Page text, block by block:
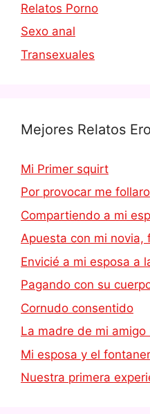
Relatos Porno
Sexo anal
Transexuales
Mejores Relatos
Mi Primer squirt
Por provocar me
Compartiendo a mi
Apuesta con mi novia,
Envicié a mi esposa a
Pagando con su
Cornudo consentido
La madre de mi amigo
Mi esposa y el
Nuestra primera